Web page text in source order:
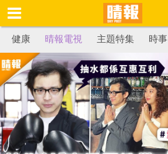
健康 晴報電視 主題特集 時事